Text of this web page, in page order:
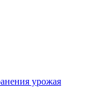
урожая